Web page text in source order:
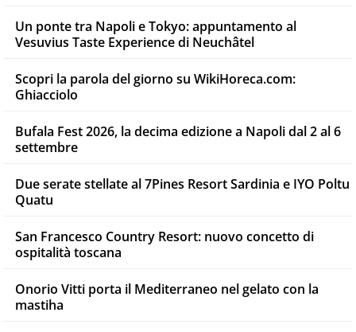
Un ponte tra Napoli e Tokyo: appuntamento al
Vesuvius Taste Experience di Neuchâtel
Scopri la parola del giorno su WikiHoreca.com:
Ghiacciolo
Bufala Fest 2026, la decima edizione a Napoli dal 2 al 6
settembre
Due serate stellate al 7Pines Resort Sardinia e IYO Poltu
Quatu
San Francesco Country Resort: nuovo concetto di
ospitalità toscana
Onorio Vitti porta il Mediterraneo nel gelato con la
mastiha